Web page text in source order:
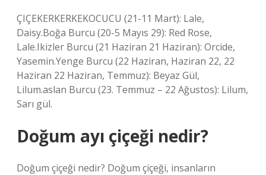
ÇIÇEKERKERKEKOCUCU (21-11 Mart): Lale,
Daisy.Boğa Burcu (20-5 Mayıs 29): Red Rose,
Lale.Ikizler Burcu (21 Haziran 21 Haziran): Orcide,
Yasemin.Yenge Burcu (22 Haziran, Haziran 22, 22
Haziran 22 Haziran, Temmuz): Beyaz Gül,
Lilum.aslan Burcu (23. Temmuz – 22 Ağustos): Lilum,
Sarı gül.
Doğum ayı çiçeği nedir?
Doğum çiçeği nedir? Doğum çiçeği, insanların